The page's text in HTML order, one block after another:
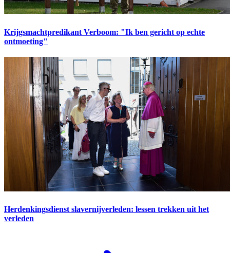
Krijgsmachtpredikant Verboom: "Ik ben gericht op echte
ontmoeting"
Herdenkingsdienst slavernijverleden: lessen trekken uit het
verleden